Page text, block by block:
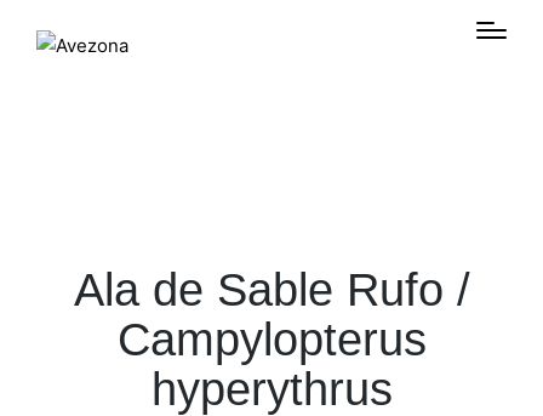
Ala de Sable Rufo /
Campylopterus
hyperythrus